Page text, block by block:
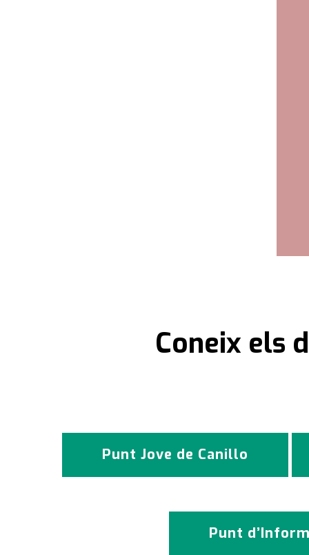
Coneix els
Punt Jove de Canillo
Punt